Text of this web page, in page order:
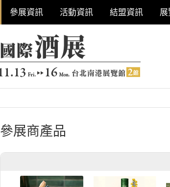
參展資訊 活動資訊 結盟資訊 展
參展商產品